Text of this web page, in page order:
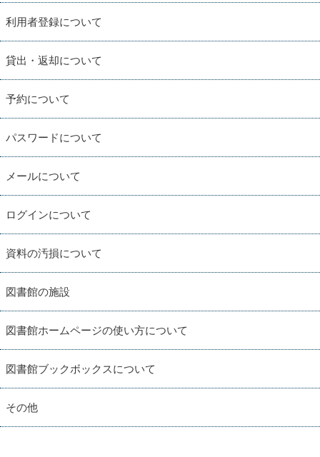
利用者登録について
貸出・返却について
予約について
パスワードについて
メールについて
ログインについて
資料の汚損について
図書館の施設
図書館ホームページの使い方について
図書館ブックボックスについて
その他